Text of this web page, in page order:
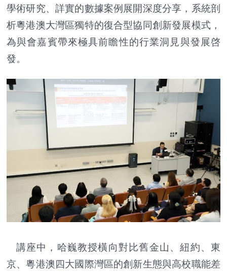
學術研究、詳實的數據案例展開深度分享，系統剖
析粵港澳大灣區獨特的復合型協同創新發展模式，
為與會嘉賓帶來極具前瞻性的行業洞見與發展啓
發。
講座中，哈巍教授橫向對比舊金山、紐約、東
京、粵港澳四大國際灣區的創新生態與高校職能差